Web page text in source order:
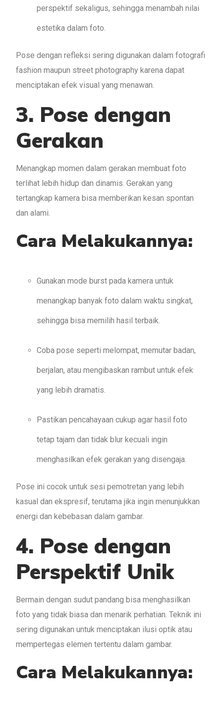
perspektif sekaligus, sehingga menambah nilai
estetika dalam foto.
Pose dengan refleksi sering digunakan dalam fotografi
fashion maupun street photography karena dapat
menciptakan efek visual yang menawan.
3. Pose dengan
Gerakan
Menangkap momen dalam gerakan membuat foto
terlihat lebih hidup dan dinamis. Gerakan yang
tertangkap kamera bisa memberikan kesan spontan
dan alami.
Cara Melakukannya:
Gunakan mode burst pada kamera untuk
menangkap banyak foto dalam waktu singkat,
sehingga bisa memilih hasil terbaik.
Coba pose seperti melompat, memutar badan,
berjalan, atau mengibaskan rambut untuk efek
yang lebih dramatis.
Pastikan pencahayaan cukup agar hasil foto
tetap tajam dan tidak blur kecuali ingin
menghasilkan efek gerakan yang disengaja.
Pose ini cocok untuk sesi pemotretan yang lebih
kasual dan ekspresif, terutama jika ingin menunjukkan
energi dan kebebasan dalam gambar.
4. Pose dengan
Perspektif Unik
Bermain dengan sudut pandang bisa menghasilkan
foto yang tidak biasa dan menarik perhatian. Teknik ini
sering digunakan untuk menciptakan ilusi optik atau
mempertegas elemen tertentu dalam gambar.
Cara Melakukannya: